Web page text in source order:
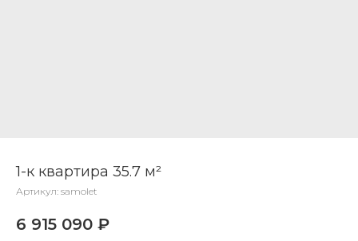
1-к квартира 35.7 м²
Артикул: samolet
6 915 090 ₽